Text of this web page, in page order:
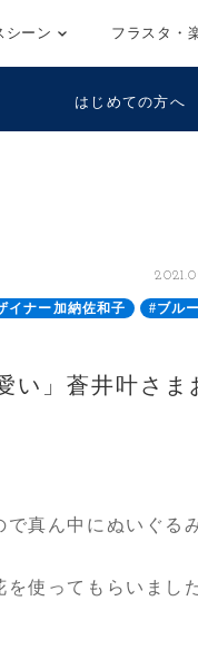
シーン フラスタ・
はじめての方へ
イナー加納佐和子
#ブルー
い」蒼井叶さま
真ん中にぬいぐる
使ってもらいまし